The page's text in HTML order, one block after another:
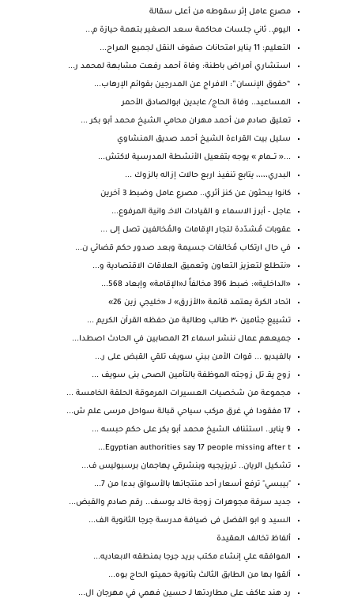
مصرع عامل إثر سقوطه من أعلى سقالة
اليوم.. ثاني جلسات محاكمة سعد الصغير بتهمة حيازة م...
التعليم: 11 يناير امتحانات صفوف النقل لجميع المراح...
استشاري أمراض باطنة: وفاة أحمد رفعت مشابهة لمحمد ر...
“حقوق الإنسان”: الافراج عن المدرجين بقوائم الإرهاب...
المساعيد.. وفاة الحاج/ عابدين ابوالصادق الأحمر
تعليق صادم من أحمد مهران محامي الشيخ محمد أبو بكر ...
سليل بيت القراءة الشيخ أحمد صديق المنشاوي
...« تــــمام » يوجه بتفعيل الأنشطة المدرسية لاكتش...
البدري،،،،، يتابع تنفيذ اربع حالات إزاله بالزوك ...
كانوا يبحثون عن كنز أثري.. مصرع عامل وضبط 3 آخرين
عاجل - أبرز الاسماء و القيادات الاخـ وانية المرفوع...
عقوبات مُشدّدة لتجار الإقامات والمُخالفين تصل إلى ...
في حال ارتكاب مُخالفات جسيمة وبعد صدور حكم قضائي ن...
«نتطلع لتعزيز التعاون وتعميق العلاقات الاقتصادية و...
«الداخلية»: ضبط 396 مخالفاً لـ«الإقامة» وإبعاد 568...
اتحاد الكرة يعتمد قائمة «الأزرق» لـ «خليجي زين 26»
تشييع جثامين ٣٠ طالب وطالبة من حفظه القرآن الكريم ...
جميعهم عمال ننشر اسماء 21 المصابين في الحادث اصطدا...
بالفيديو ... قوات الأمن ببني سويف تلقي القبض على ر...
زوج يقـ تل زوجته الموظفة بالتأمين الصحى بنى سويف ...
مجموعة من شخصيات العسيرات المرموقة الحلقة الخامسة ...
17 مفقودا في غرق مركب سياحي قبالة سواحل مرسى علم ش...
9 يناير.. استئناف الشيخ محمد أبو بكر على حكم حبسه ...
Egyptian authorities say 17 people missing after t...
تشكيل الريان.. تريزيجيه وبنشرقي يهاجمان برسبوليس ف...
"بيبسي" ترفع أسعار أحد منتجاتها بالأسواق بدءا من 7...
جديد سرقة مجوهرات زوجة خالد يوسف.. رقم صادم والقبض...
السيد و ابو الفضل فى ضيافة مدرسة جرجا الثانوية الف...
ألفاظ تخالف العقيدة
الموافقه علي إنشاء مكتب بريد جرجا بمنطقه الابعاديه...
ألقوا بها من الطابق الثالث بثانوية حميتو الحاج بوه...
رد هند عاكف على مطاردتها لـ حسين فهمي في مهرجان ال...